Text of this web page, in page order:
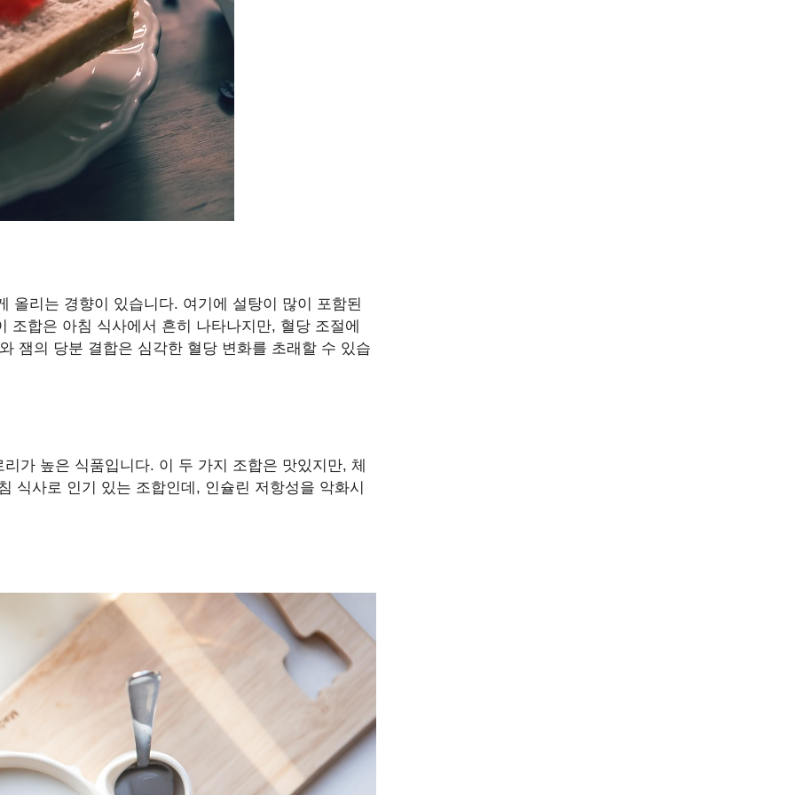
올리는 경향이 있습니다. 여기에 설탕이 많이 포함된
합은 아침 식사에서 흔히 나타나지만, 혈당 조절에
잼의 당분 결합은 심각한 혈당 변화를 초래할 수 있습
가 높은 식품입니다. 이 두 가지 조합은 맛있지만, 체
식사로 인기 있는 조합인데, 인슐린 저항성을 악화시